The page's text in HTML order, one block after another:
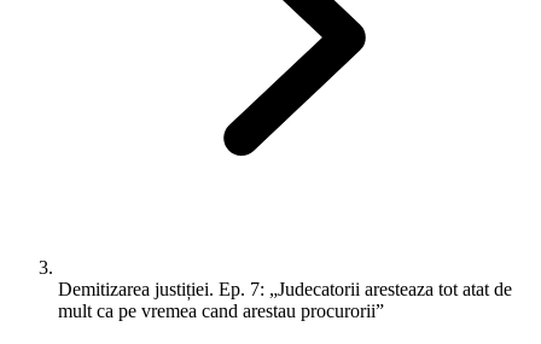
Demitizarea justiției. Ep. 7: „Judecatorii aresteaza tot atat de
mult ca pe vremea cand arestau procurorii”